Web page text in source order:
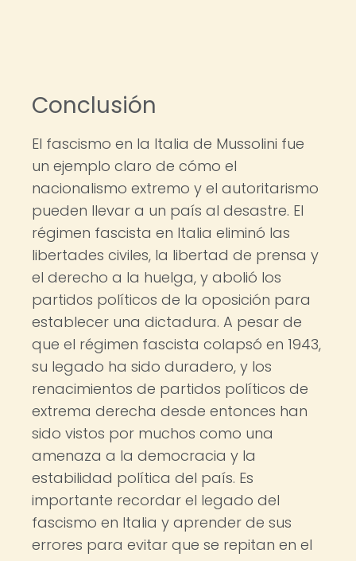
Conclusión
El fascismo en la Italia de Mussolini fue
un ejemplo claro de cómo el
nacionalismo extremo y el autoritarismo
pueden llevar a un país al desastre. El
régimen fascista en Italia eliminó las
libertades civiles, la libertad de prensa y
el derecho a la huelga, y abolió los
partidos políticos de la oposición para
establecer una dictadura. A pesar de
que el régimen fascista colapsó en 1943,
su legado ha sido duradero, y los
renacimientos de partidos políticos de
extrema derecha desde entonces han
sido vistos por muchos como una
amenaza a la democracia y la
estabilidad política del país. Es
importante recordar el legado del
fascismo en Italia y aprender de sus
errores para evitar que se repitan en el